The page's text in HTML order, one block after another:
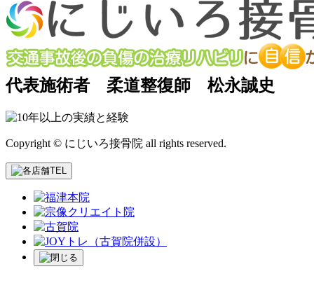
代表施術者 柔道整復師 松永誠史
Copyright © にじいろ接骨院 all rights reserved.